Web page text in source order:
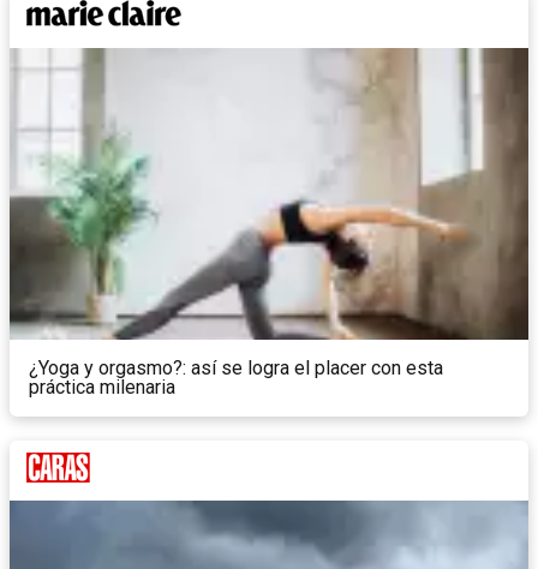
¿Yoga y orgasmo?: así se logra el placer con esta
práctica milenaria